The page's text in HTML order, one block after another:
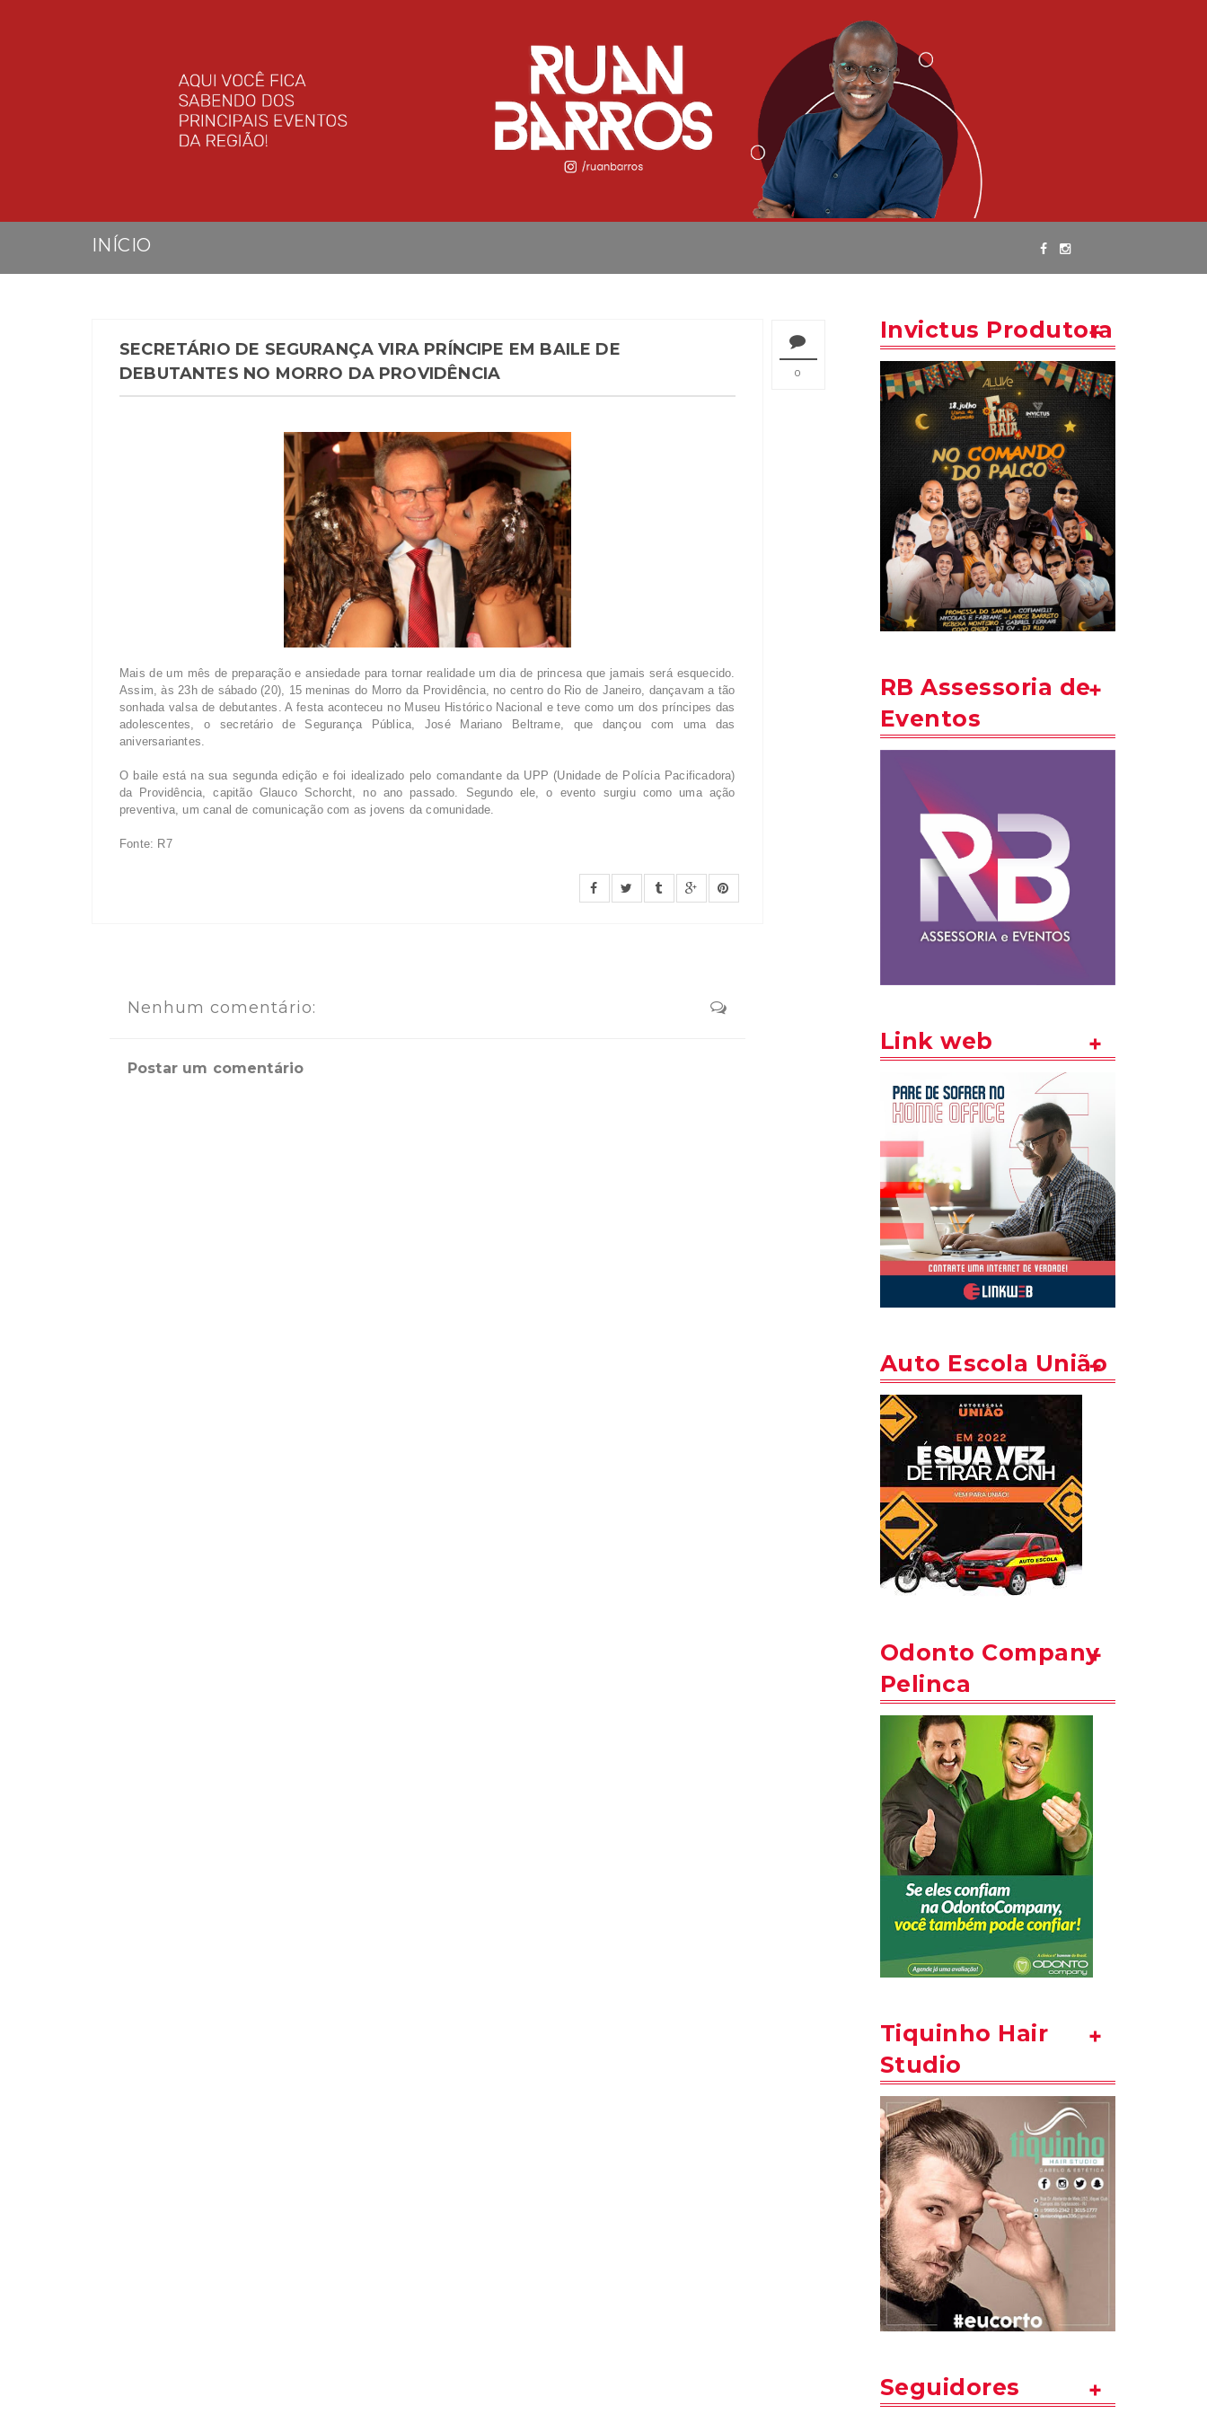
INÍCIO
0
SECRETÁRIO DE SEGURANÇA VIRA PRÍNCIPE EM BAILE DE
DEBUTANTES NO MORRO DA PROVIDÊNCIA
Mais de um mês de preparação e ansiedade para tornar realidade um dia de princesa que jamais será esquecido.
Assim, às 23h de sábado (20), 15 meninas do Morro da Providência, no centro do Rio de Janeiro, dançavam a tão
sonhada valsa de debutantes. A festa aconteceu no Museu Histórico Nacional e teve como um dos príncipes das
adolescentes, o secretário de Segurança Pública, José Mariano Beltrame, que dançou com uma das
aniversariantes.
O baile está na sua segunda edição e foi idealizado pelo comandante da UPP (Unidade de Polícia Pacificadora)
da Providência, capitão Glauco Schorcht, no ano passado. Segundo ele, o evento surgiu como uma ação
preventiva, um canal de comunicação com as jovens da comunidade.
Fonte: R7
Nenhum comentário:
Postar um comentário
Invictus Produtora
RB Assessoria de
Eventos
Link web
Auto Escola União
Odonto Company
Pelinca
Tiquinho Hair
Studio
Seguidores